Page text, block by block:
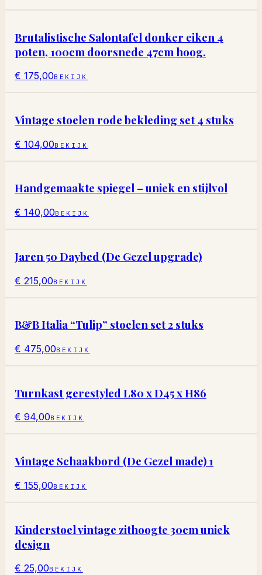
Brutalistische Salontafel donker eiken 4
poten, 100cm doorsnede 47cm hoog.
€ 175,00BEKIJK
Vintage stoelen rode bekleding set 4 stuks
€ 104,00BEKIJK
Handgemaakte spiegel – uniek en stijlvol
€ 140,00BEKIJK
Jaren 50 Daybed (De Gezel upgrade)
€ 215,00BEKIJK
B&B Italia “Tulip” stoelen set 2 stuks
€ 475,00BEKIJK
Turnkast gerestyled L80 x D45 x H86
€ 94,00BEKIJK
Vintage Schaakbord (De Gezel made) 1
€ 155,00BEKIJK
Kinderstoel vintage zithoogte 30cm uniek
design
€ 25,00BEKIJK